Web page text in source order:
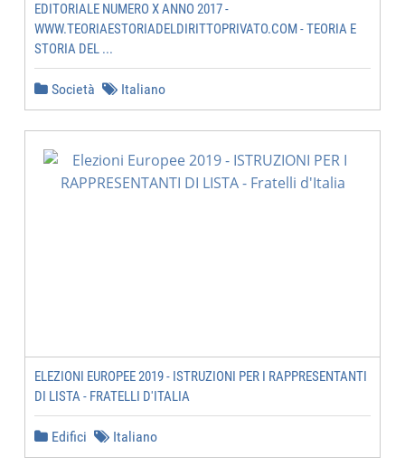
EDITORIALE NUMERO X ANNO 2017 -
WWW.TEORIAESTORIADELDIRITTOPRIVATO.COM - TEORIA E
STORIA DEL ...
Società Italiano
ELEZIONI EUROPEE 2019 - ISTRUZIONI PER I RAPPRESENTANTI
DI LISTA - FRATELLI D'ITALIA
Edifici Italiano